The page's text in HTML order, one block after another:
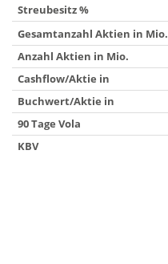
Streubesitz %
Gesamtanzahl Aktien in Mio.
Anzahl Aktien in Mio.
Cashflow/Aktie in
Buchwert/Aktie in
90 Tage Vola
KBV